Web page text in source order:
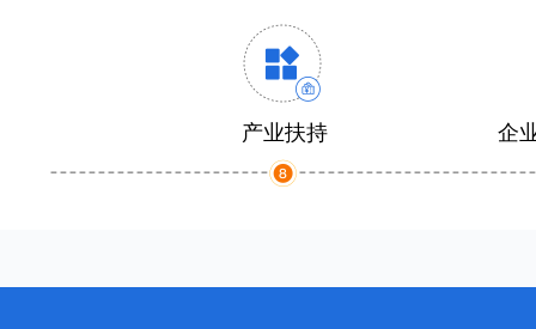
产业扶持 企